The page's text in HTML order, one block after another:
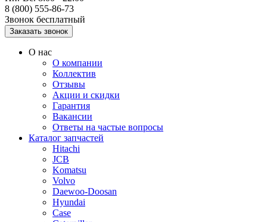
8 (800) 555-86-73
Звонок бесплатный
О нас
О компании
Коллектив
Отзывы
Акции и скидки
Гарантия
Вакансии
Ответы на частые вопросы
Каталог запчастей
Hitachi
JCB
Komatsu
Volvo
Daewoo-Doosan
Hyundai
Case